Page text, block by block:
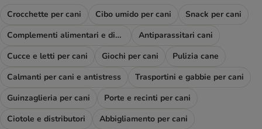
Crocchette per cani Cibo umido per cani
Snack per cani
Complementi alimentari e diete
Antiparassitari cani
Cucce e letti per cani
Giochi per cani
Pulizia cane
Calmanti per cani e antistress
Trasportini e gabbie per cani
Guinzaglieria per cani
Porte e recinti per cani
Ciotole e distributori
Abbigliamento per cani